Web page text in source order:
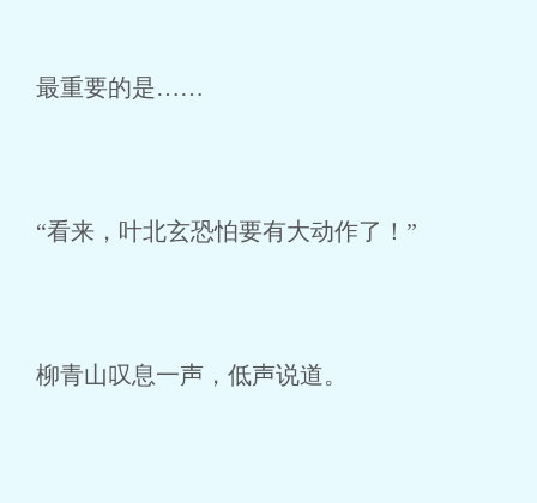
最重要的是……
“看来，叶北玄恐怕要有大动作了！”
柳青山叹息一声，低声说道。